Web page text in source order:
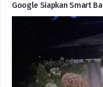
Google Siapkan Smart